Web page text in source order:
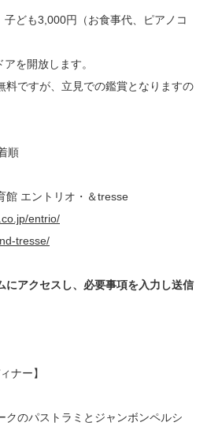
ども3,000円（お食事代、ピアノコ
を開放します。
料ですが、立見での鑑賞となりますの
順
館 エントリオ・＆tresse
entrio/
tresse/
にアクセスし、必要事項を入力し送信
ナー】
クのパストラミとジャンボンペルシ